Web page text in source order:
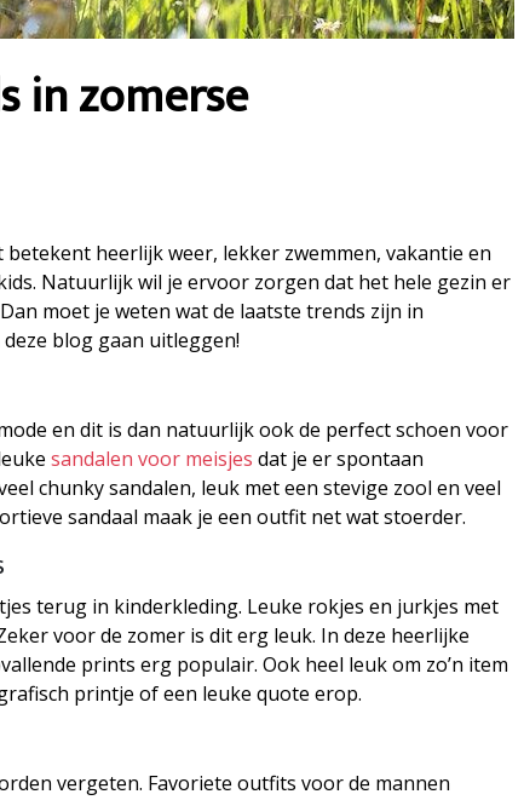
in zomerse
heerlijk weer, lekker zwemmen, vakantie en
Natuurlijk wil je ervoor zorgen dat het hele gezin er
moet je weten wat de laatste trends zijn in
blog gaan uitleggen!
en dit is dan natuurlijk ook de perfect schoen voor
sandalen voor meisjes dat je er spontaan
chunky sandalen, leuk met een stevige zool en veel
sandaal maak je een outfit net wat stoerder.
terug in kinderkleding. Leuke rokjes en jurkjes met
voor de zomer is dit erg leuk. In deze heerlijke
prints erg populair. Ook heel leuk om zo’n item
printje of een leuke quote erop.
vergeten. Favoriete outfits voor de mannen